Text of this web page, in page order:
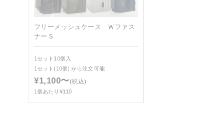
フリーメッシュケース Ｗファス
ナーＳ
1セット10個入
1セット(10個)から注文可能
¥1,100〜(税込)
1個あたり¥110